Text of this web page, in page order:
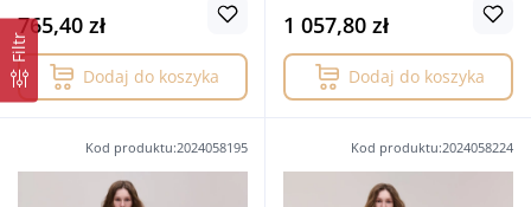
Filtr
765,40 zł
Dodaj do koszyka
1 057,80 zł
Dodaj do koszyka
Kod produktu:2024058195 Kod produktu:2024058224